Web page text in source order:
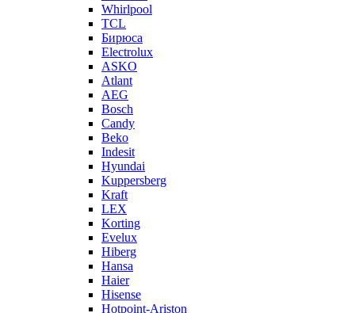
Whirlpool
TCL
Бирюса
Electrolux
ASKO
Atlant
AEG
Bosch
Candy
Beko
Indesit
Hyundai
Kuppersberg
Kraft
LEX
Korting
Evelux
Hiberg
Hansa
Haier
Hisense
Hotpoint-Ariston